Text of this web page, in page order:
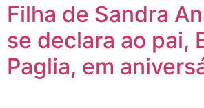
Filha de Sandra
se declara ao pai,
Paglia, em